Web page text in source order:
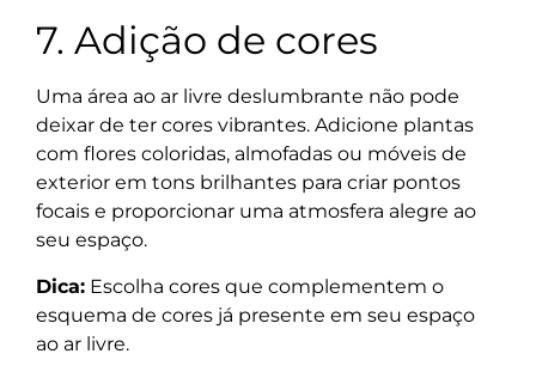
7. Adição de cores
Uma área ao ar livre deslumbrante não pode
deixar de ter cores vibrantes. Adicione plantas
com flores coloridas, almofadas ou móveis de
exterior em tons brilhantes para criar pontos
focais e proporcionar uma atmosfera alegre ao
seu espaço.
Dica: Escolha cores que complementem o
esquema de cores já presente em seu espaço
ao ar livre.